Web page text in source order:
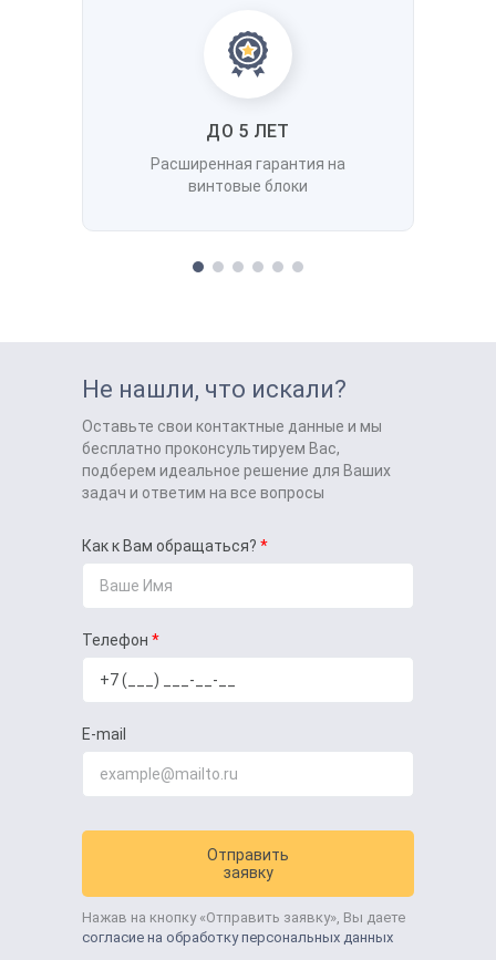
ДО 5 ЛЕТ
Расширенная гарантия на
винтовые блоки
Не нашли, что искали?
Оставьте свои контактные данные и мы
бесплатно проконсультируем Вас,
подберем идеальное решение для Ваших
задач и ответим на все вопросы
Как к Вам обращаться?
Телефон
E-mail
Отправить
заявку
Нажав на кнопку «Отправить заявку», Вы даете
согласие на обработку персональных данных